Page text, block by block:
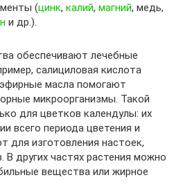
(цинк, калий, магний, медь,
и др.).
обеспечивают лечебные
салициловая кислота
масла помогают
микроорганизмы. Такой
для цветков календулы: их
всего периода цветения и
для изготовления настоек,
В других частях растения можно
вещества или жирное